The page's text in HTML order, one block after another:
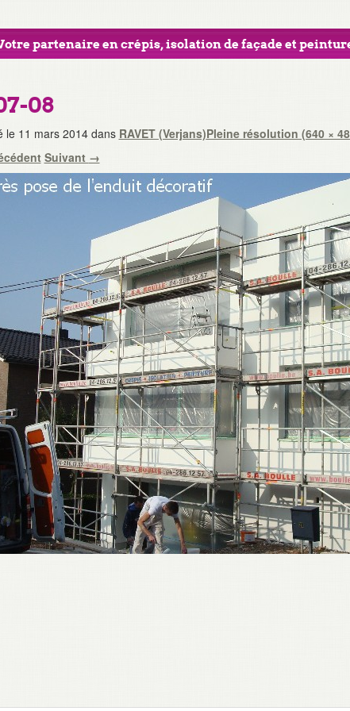
partenaire en crépis, isolation de façade et
08
le 11 mars 2014dans RAVET (Verjans)Pleine résolution (640 ×
Suivant →